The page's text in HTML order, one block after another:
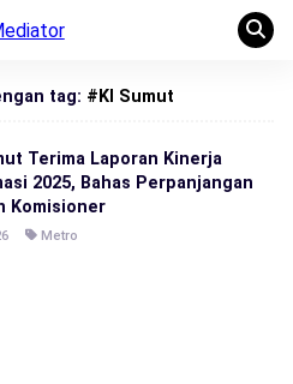
tag: #KI Sumut
Terima Laporan Kinerja
2025, Bahas Perpanjangan
Komisioner
Metro